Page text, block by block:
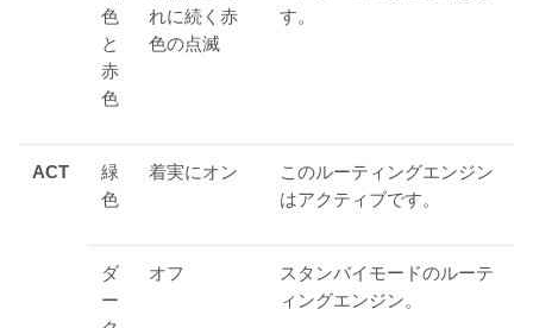
色
と
赤
色
れに続く赤
色の点滅
す。
ACT
緑
色
着実にオン
このルーティングエンジン
はアクティブです。
ダ
ー
オフ
スタンバイモードのルーテ
ィングエンジン。